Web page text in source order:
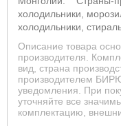
холодильники,
холодильники,
Описание товара
производителя.
вид, страна
производителем
уведомления. При
уточняйте все
комплектацию,